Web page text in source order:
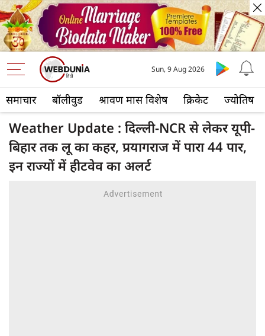
समाचार बॉलीवुड श्रावण मास विशेष क्रिकेट ज्योतिष
Sun, 9 Aug 2026
Weather Update : दिल्‍ली-NCR से लेकर यूपी-
बिहार तक लू का कहर, प्रयागराज में पारा 44 पार,
इन राज्यों में हीटवेव का अलर्ट